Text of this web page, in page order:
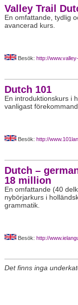
Valley Trail
En omfattande, tydlig
avancerad kurs.
Besök: http://
Dutch 101
En introduktionskurs i
vanligast
Besök: http://
Dutch –
18 million
En omfattande (40
nybörjarkurs i
grammatik.
Besök: http://
Det finns inga